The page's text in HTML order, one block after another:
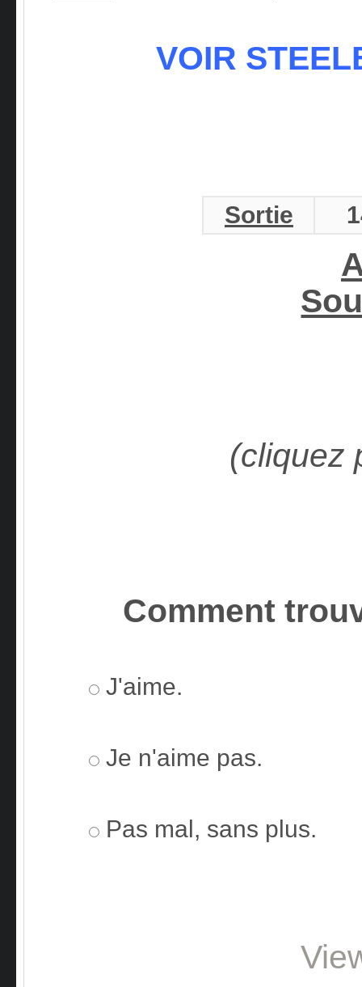
VOIR
Sortie
(cliquez
Comment
J'aime.
Je n'aime pas.
Pas mal, sans plus.